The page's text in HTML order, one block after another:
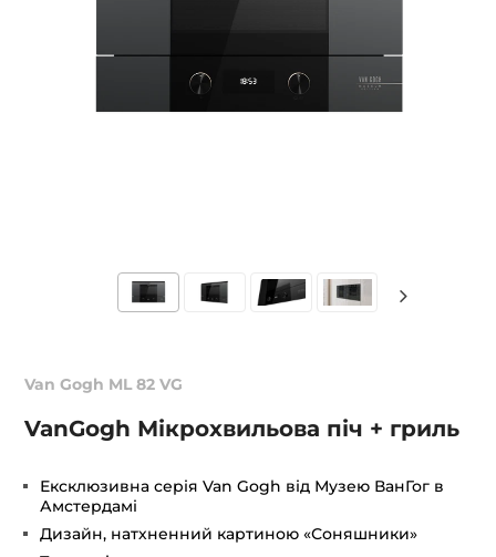
Van Gogh ML 82 VG
VanGogh Мікрохвильова піч + гриль
Ексклюзивна серія Van Gogh від Музею ВанГог в
Амстердамі
Дизайн, натхненний картиною «Соняшники»